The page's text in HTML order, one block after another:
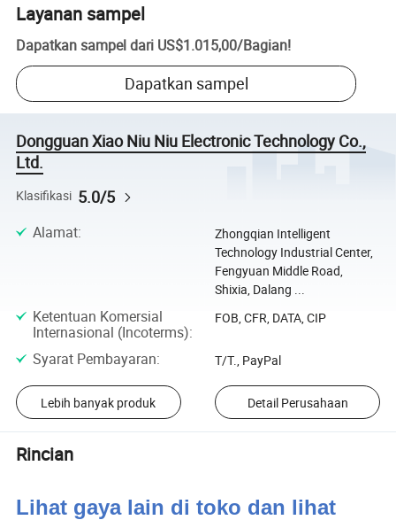
Layanan sampel
Dapatkan sampel dari US$1.015,00/Bagian!
Dapatkan sampel
Dongguan Xiao Niu Niu Electronic Technology Co.,
Ltd.
Klasifikasi 5.0/5
Alamat:
Zhongqian Intelligent
Technology Industrial Center,
Fengyuan Middle Road,
Shixia, Dalang ...
Ketentuan Komersial
Internasional (Incoterms):
FOB, CFR, DATA, CIP
Syarat Pembayaran: T/T., PayPal
Lebih banyak produk Detail Perusahaan
Rincian
Lihat gaya lain di toko dan lihat